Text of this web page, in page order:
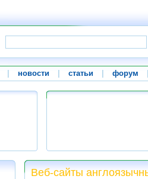
новости статьи форум
Веб-сайты